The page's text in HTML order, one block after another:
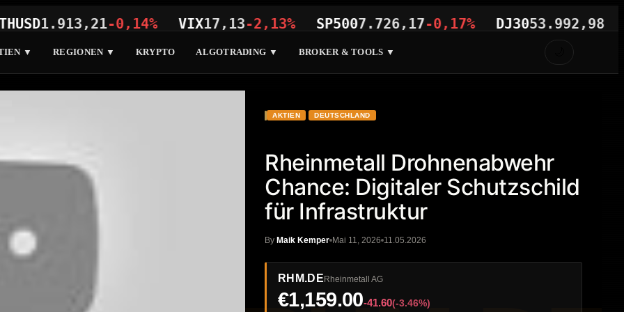
1.913,21-0,14% VIX 17,13-2,13% SP5007.726,17-0,17% DJ30 53.992,98-0,89%
▼ REGIONEN ▼ KRYPTO ALGOTRADING ▼ BROKER & TOOLS ▼
AKTIEN DEUTSCHLAND
Rheinmetall Drohnenabwehr
Chance: Digitaler Schutzschild
für Infrastruktur
By Maik Kemper Mai 11, 2026 11.05.2026
RHM.DERheinmetall AG
€1,159.00-41.60(-3.46%)